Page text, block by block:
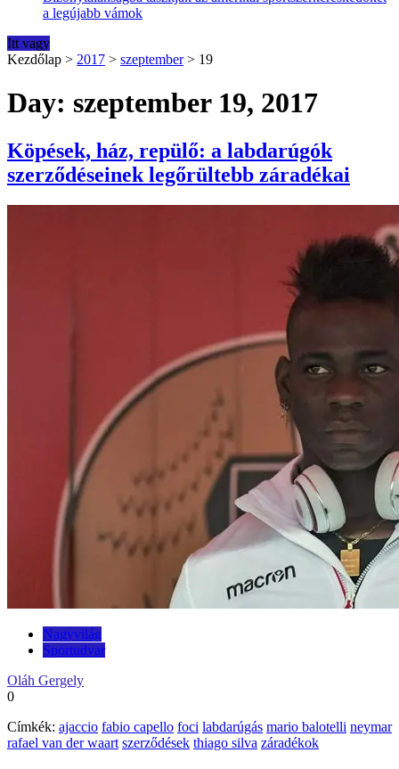
a legújabb vámok
Itt vagy
Kezdőlap > 2017 > szeptember > 19
Day: szeptember 19, 2017
Köpések, ház, repülő: a labdarúgók
szerződéseinek legőrültebb záradékai
Nagyvilág
Sportudvar
Oláh Gergely
0
Címkék: ajaccio fabio capello foci labdarúgás mario balotelli neymar
rafael van der waart szerződések thiago silva záradékok